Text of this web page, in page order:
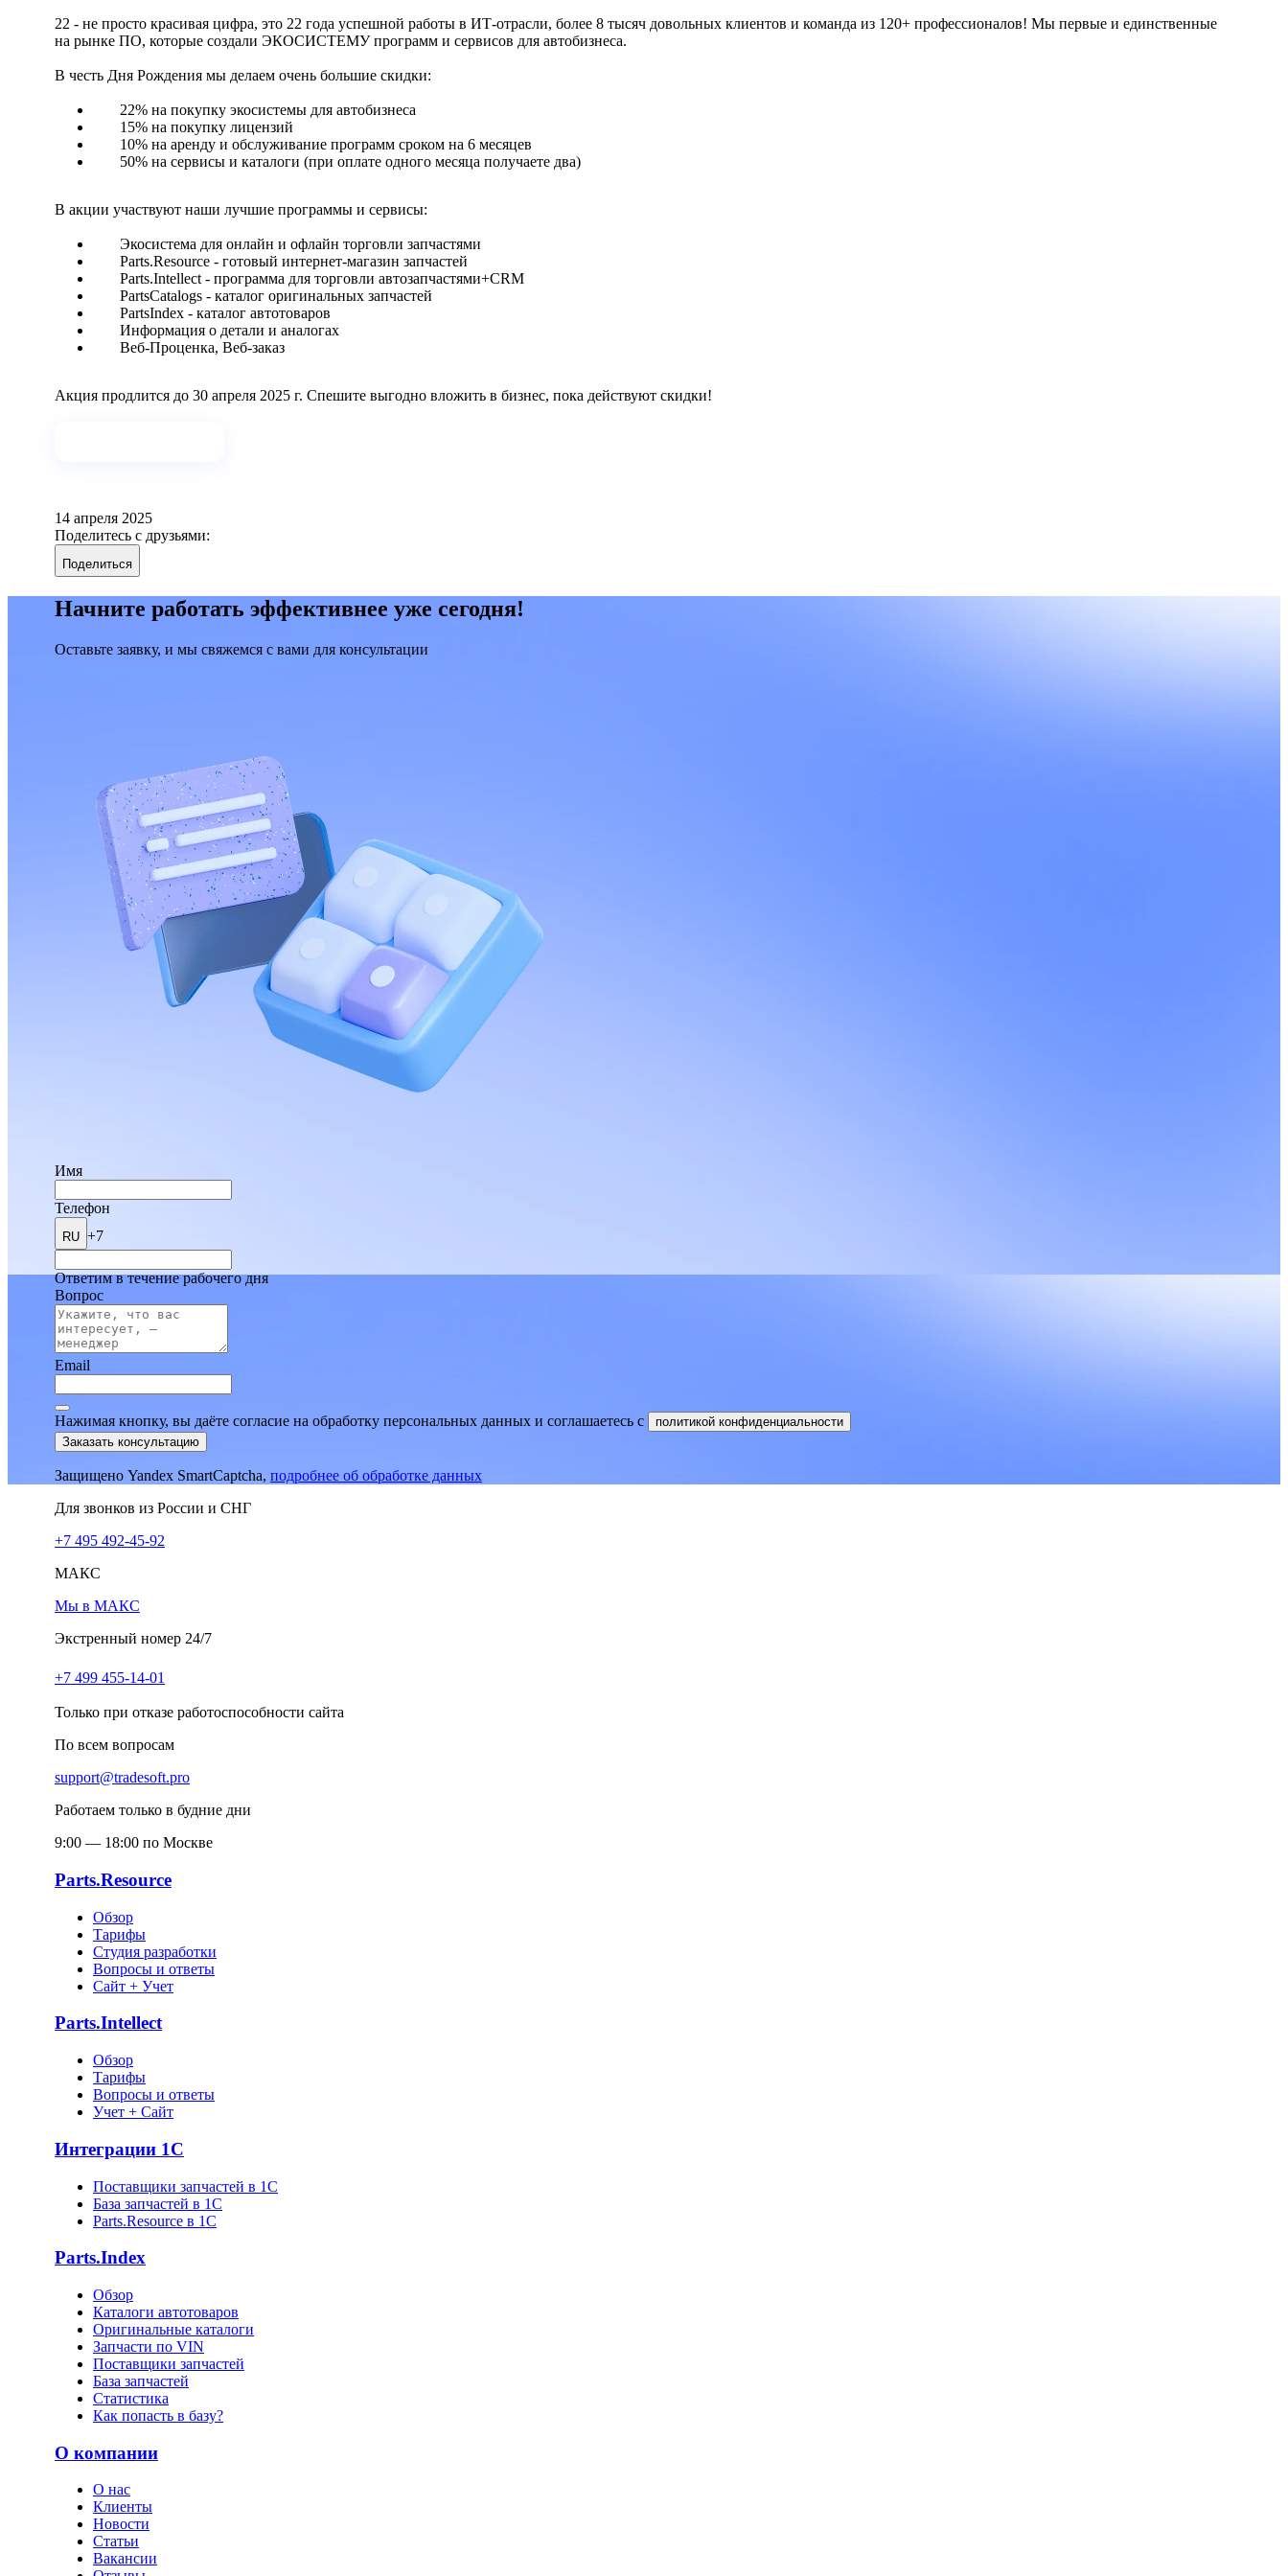
22 - не просто красивая цифра, это 22 года успешной работы в ИТ-отрасли, более 8 тысяч довольных клиентов и команда из 120+ профессионалов! Мы первые и единственные
на рынке ПО, которые создали ЭКОСИСТЕМУ программ и сервисов для автобизнеса.
В честь Дня Рождения мы делаем очень большие скидки:
22% на покупку экосистемы для автобизнеса
15% на покупку лицензий
10% на аренду и обслуживание программ сроком на 6 месяцев
50% на сервисы и каталоги (при оплате одного месяца получаете два)
В акции участвуют наши лучшие программы и сервисы:
Экосистема для онлайн и офлайн торговли запчастями
Parts.Resource - готовый интернет-магазин запчастей
Parts.Intellect - программа для торговли автозапчастями+CRM
PartsCatalogs - каталог оригинальных запчастей
PartsIndex - каталог автотоваров
Информация о детали и аналогах
Веб-Проценка, Веб-заказ
Акция продлится до 30 апреля 2025 г. Спешите выгодно вложить в бизнес, пока действуют скидки!
14 апреля 2025
Поделитесь с друзьями:
Поделиться
Начните работать эффективнее уже сегодня!
Оставьте заявку, и мы свяжемся с вами для консультации
Имя
Телефон
RU +7
Ответим в течение рабочего дня
Вопрос
Email
Нажимая кнопку, вы даёте согласие на обработку персональных данных и соглашаетесь c
политикой конфиденциальности
Заказать консультацию
Защищено Yandex SmartCaptcha, подробнее об обработке данных
Для звонков из России и СНГ
+7 495 492-45-92
МАКС
Мы в МАКС
Экстренный номер 24/7
+7 499 455-14-01
Только при отказе работоспособности сайта
По всем вопросам
support@tradesoft.pro
Работаем только в будние дни
9:00 — 18:00 по Москве
Parts.Resource
Обзор
Тарифы
Студия разработки
Вопросы и ответы
Сайт + Учет
Parts.Intellect
Обзор
Тарифы
Вопросы и ответы
Учет + Сайт
Интеграции 1С
Поставщики запчастей в 1C
База запчастей в 1С
Parts.Resource в 1C
Parts.Index
Обзор
Каталоги автотоваров
Оригинальные каталоги
Запчасти по VIN
Поставщики запчастей
База запчастей
Статистика
Как попасть в базу?
О компании
О нас
Клиенты
Новости
Статьи
Вакансии